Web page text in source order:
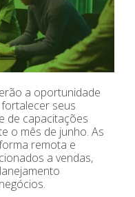
a oportunidade
seus
de capacitações
o mês de junho. As
remota e
a vendas,